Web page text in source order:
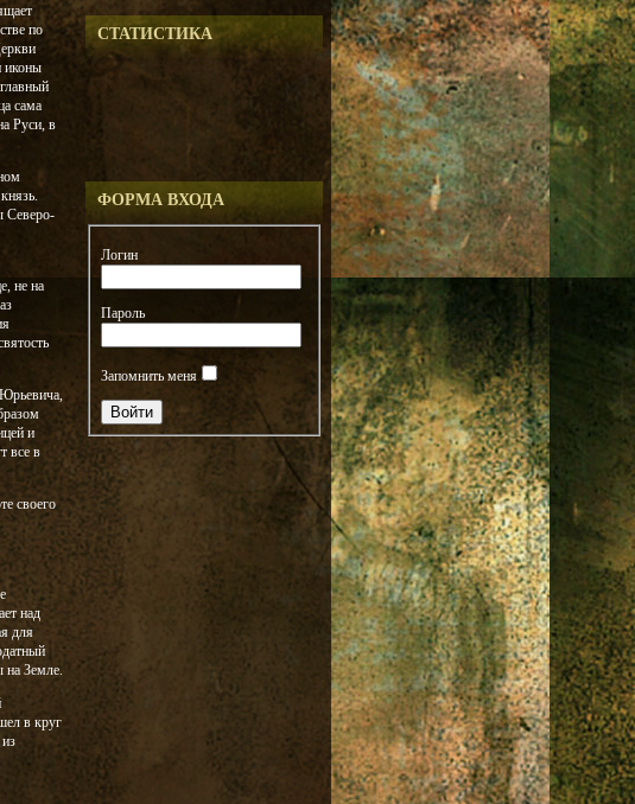
по
иконы
сама
Руси, в
Северо-
не на
и
все в
своего
над
для
Земле.
в круг
СТАТИСТИКА
ФОРМА ВХОДА
Логин
Пароль
Запомнить меня